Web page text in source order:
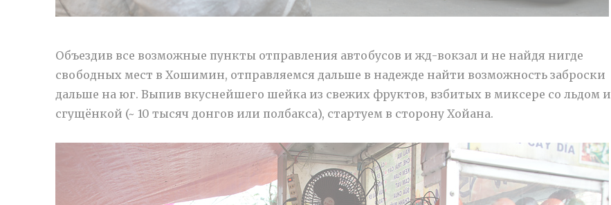
Объездив все возможные пункты отправления автобусов и жд-вокзал и не найдя нигде
свободных мест в Хошимин, отправляемся дальше в надежде найти возможность заброски
дальше на юг. Выпив вкуснейшего шейка из свежих фруктов, взбитых в миксере со льдом и
сгущёнкой (~ 10 тысяч донгов или полбакса), стартуем в сторону Хойана.